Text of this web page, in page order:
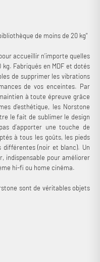
de moins de 20 kg"
accueillir n’importe quelles
Fabriqués en MDF et dotés
de supprimer les vibrations
de vos enceintes. Par
à toute épreuve grâce
d’esthétique, les Norstone
le fait de sublimer le design
d’apporter une touche de
à tous les goûts, les pieds
différentes (noir et blanc). Un
indispensable pour améliorer
hi-fi ou home cinéma.
sont de véritables objets